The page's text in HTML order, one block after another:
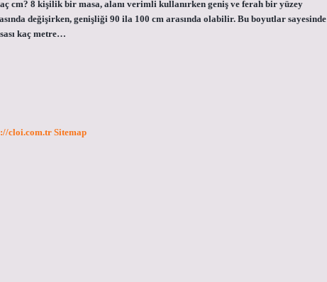
cm? 8 kişilik bir masa, alanı verimli kullanırken geniş ve ferah bir yüzey
değişirken, genişliği 90 ila 100 cm arasında olabilir. Bu boyutlar sayesinde
kaç metre…
cloi.com.tr Sitemap